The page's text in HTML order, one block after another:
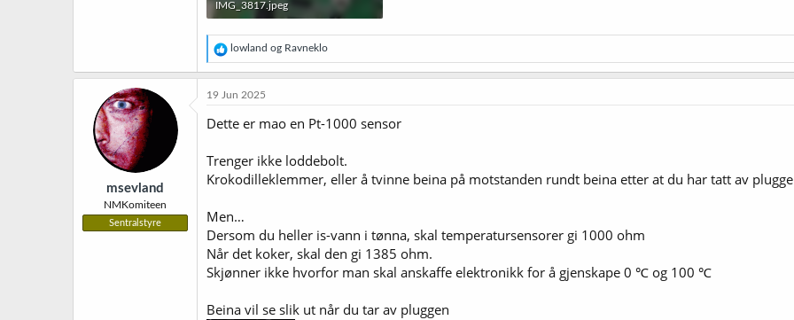
IMG_3817.jpeg
R
e
a
j
o
e
r
lowland og Ravneklo
msevland
NMKomiteen
Sentralstyre
19 Jun 2025
Dette er mao en Pt-1000 sensor
Trenger ikke loddebolt.
Krokodilleklemmer, eller å tvinne beina på motstanden rundt beina etter at du har tatt av
Men…
Dersom du heller is-vann i tønna, skal temperatursensorer gi 1000 ohm
Når det koker, skal den gi 1385 ohm.
Skjønner ikke hvorfor man skal anskaffe elektronikk for å gjenskape 0 ℃ og 100 ℃
Beina vil se slik ut når du tar av pluggen